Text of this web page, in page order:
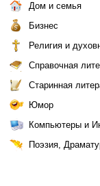
Дом и семья
Бизнес
Религия и
Справочная
Старинная
Юмор
Компьютеры и
Поэзия,